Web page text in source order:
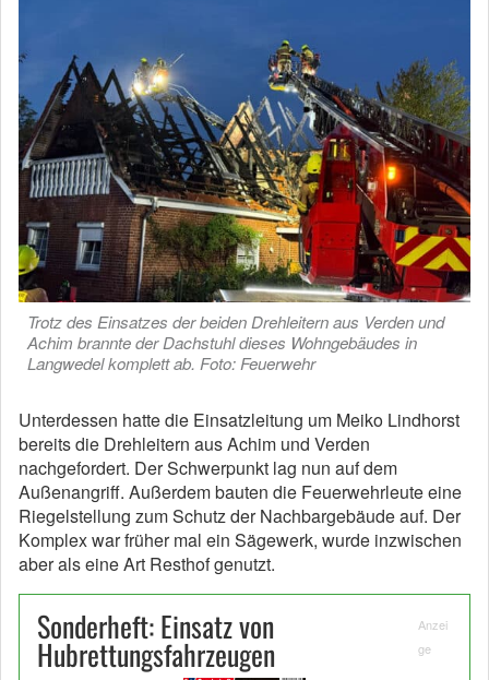
Trotz des Einsatzes der beiden Drehleitern aus Verden und
Achim brannte der Dachstuhl dieses Wohngebäudes in
Langwedel komplett ab. Foto: Feuerwehr
Unterdessen hatte die Einsatzleitung um Meiko Lindhorst
bereits die Drehleitern aus Achim und Verden
nachgefordert. Der Schwerpunkt lag nun auf dem
Außenangriff. Außerdem bauten die Feuerwehrleute eine
Riegelstellung zum Schutz der Nachbargebäude auf. Der
Komplex war früher mal ein Sägewerk, wurde inzwischen
aber als eine Art Resthof genutzt.
Sonderheft: Einsatz von
Hubrettungsfahrzeugen
Anzei
ge